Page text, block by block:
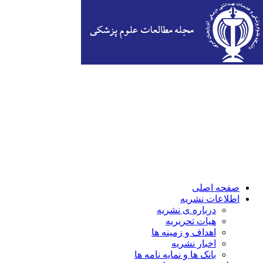
صفحه اصلی
اطلاعات نشریه
درباره ی نشریه
هیات تحریریه
اهداف و زمینه ها
اخبار نشریه
بانک ها و نمایه نامه ها